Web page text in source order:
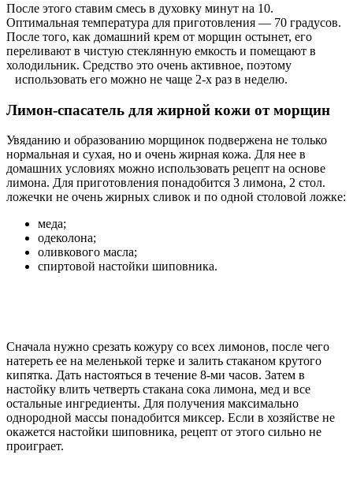
После этого ставим смесь в духовку минут на 10.
Оптимальная температура для приготовления — 70 градусов.
После того, как домашний крем от морщин остынет, его
переливают в чистую стеклянную емкость и помещают в
холодильник. Средство это очень активное, поэтому
использовать его можно не чаще 2-х раз в неделю.
Лимон-спасатель для жирной кожи от морщин
Увяданию и образованию морщинок подвержена не только
нормальная и сухая, но и очень жирная кожа. Для нее в
домашних условиях можно использовать рецепт на основе
лимона. Для приготовления понадобится 3 лимона, 2 стол.
ложечки не очень жирных сливок и по одной столовой ложке:
меда;
одеколона;
оливкового масла;
спиртовой настойки шиповника.
Сначала нужно срезать кожуру со всех лимонов, после чего
натереть ее на меленькой терке и залить стаканом крутого
кипятка. Дать настояться в течение 8-ми часов. Затем в
настойку влить четверть стакана сока лимона, мед и все
остальные ингредиенты. Для получения максимально
однородной массы понадобится миксер. Если в хозяйстве не
окажется настойки шиповника, рецепт от этого сильно не
проиграет.